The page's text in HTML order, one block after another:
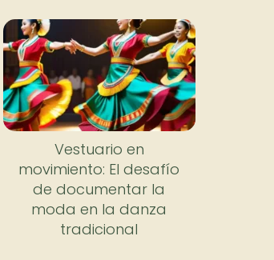
Vestuario en
movimiento: El desafío
de documentar la
moda en la danza
tradicional